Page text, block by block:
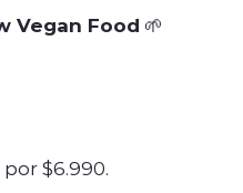
Vegan Food 🌱
$6.990.